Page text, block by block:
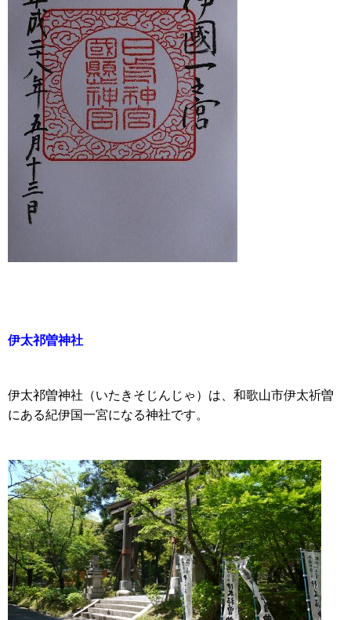
伊太祁曽神社
伊太祁曽神社（いたきそじんじゃ）は、和歌山市伊太祈曽
にある紀伊国一宮になる神社です。